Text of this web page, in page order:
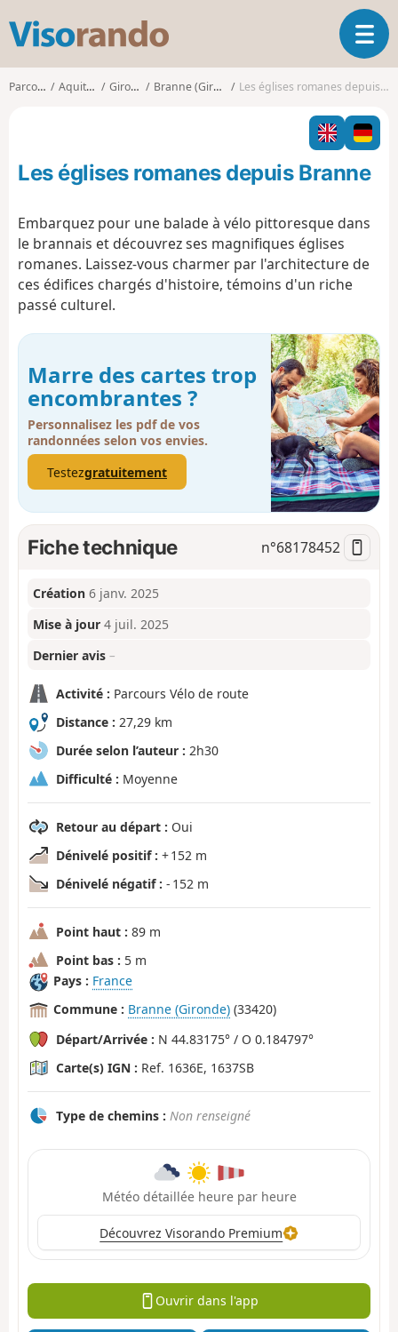
s
o
o
O
u
i
r
l
a
v
g
o
n
Parcours Aquitaine Gironde Branne (Gironde) Les églises romanes depuis Branne
Les églises romanes depuis Branne
Embarquez pour une balade à vélo pittoresque dans
le brannais et découvrez ses magnifiques églises
romanes. Laissez-vous charmer par l'architecture de
ces édifices chargés d'histoire, témoins d'un riche
passé culturel.
Marre des cartes trop
encombrantes ?
Personnalisez les pdf de vos
randonnées selon vos envies.
Testezgratuitement
Fiche technique n°68178452
Création 6 janv. 2025
Mise à jour 4 juil. 2025
Dernier avis –
Activité : Parcours Vélo de route
Distance : 27,29 km
Durée selon l’auteur : 2h30
Difficulté : Moyenne
Retour au départ : Oui
Dénivelé positif : + 152 m
Dénivelé négatif : - 152 m
Point haut : 89 m
Point bas : 5 m
Pays : France
Commune : Branne (Gironde) (33420)
Départ/Arrivée : N 44.83175° / O 0.184797°
Carte(s) IGN : Ref. 1636E, 1637SB
Type de chemins : Non renseigné
Météo détaillée heure par heure
Découvrez Visorando Premium
Ouvrir dans l'app